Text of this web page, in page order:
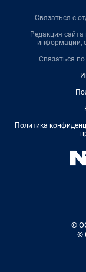
Связаться с
Редакция сайта
информации,
Связаться
Политика
©
©